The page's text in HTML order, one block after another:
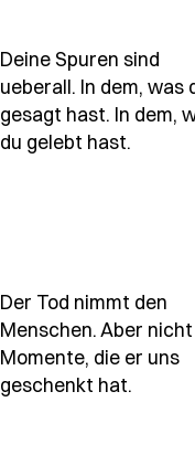
Deine Spuren sind
ueberall. In dem, was
gesagt hast. In dem,
du gelebt hast. -
Der Tod nimmt den
Menschen. Aber
Momente, die er uns
geschenkt hat. -